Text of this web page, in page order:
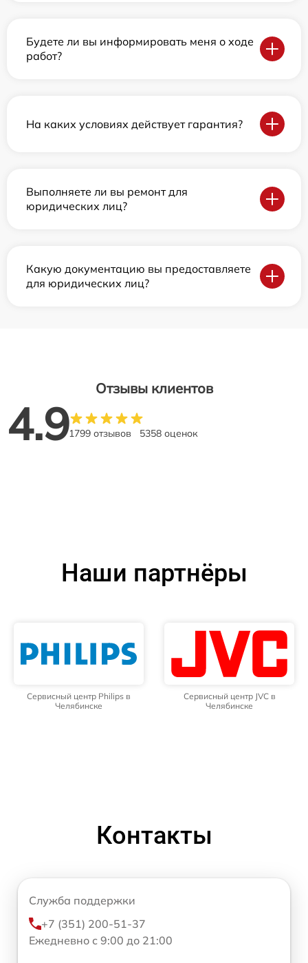
Будете ли вы информировать меня о ходе
работ?
На каких условиях действует гарантия?
Выполняете ли вы ремонт для
юридических лиц?
Какую документацию вы предоставляете
для юридических лиц?
Отзывы клиентов
4.91799 отзывов 5358 оценок
Наши партнёры
Сервисный центр Philips в
Челябинске
Сервисный центр JVC в
Челябинске
Контакты
Служба поддержки
+7 (351) 200-51-37
Ежедневно с 9:00 до 21:00